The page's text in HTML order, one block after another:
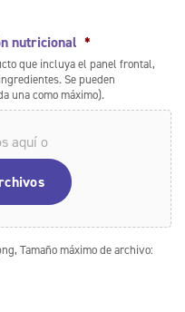
nutricional *
que incluya el panel frontal,
Se pueden
una como máximo).
aquí o
Tamaño máximo de archivo: